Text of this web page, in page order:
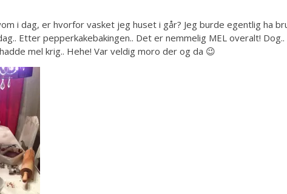
i dag, er hvorfor vasket jeg huset i går? Jeg burde egentlig ha
Etter pepperkakebakingen.. Det er nemmelig MEL overalt!
mel krig.. Hehe! Var veldig moro der og da 😉